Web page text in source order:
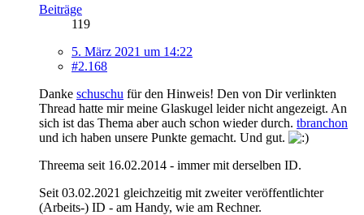
Beiträge
119
5. März 2021 um 14:22
#2.168
Danke schuschu für den Hinweis! Den von Dir verlinkten
Thread hatte mir meine Glaskugel leider nicht angezeigt. An
sich ist das Thema aber auch schon wieder durch. tbranchon
und ich haben unsere Punkte gemacht. Und gut.
Threema seit 16.02.2014 - immer mit derselben ID.
Seit 03.02.2021 gleichzeitig mit zweiter veröffentlichter
(Arbeits-) ID - am Handy, wie am Rechner.